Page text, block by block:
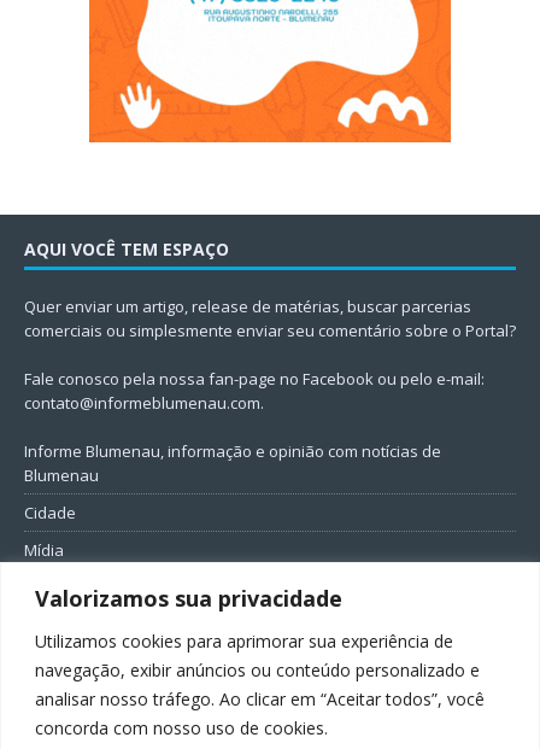
Valorizamos sua privacidade
Utilizamos cookies para aprimorar sua experiência de
navegação, exibir anúncios ou conteúdo personalizado e
analisar nosso tráfego. Ao clicar em “Aceitar todos”, você
concorda com nosso uso de cookies.
AQUI VOCÊ TEM ESPAÇO
Quer enviar um artigo, release de matérias, buscar parcerias
comerciais ou simplesmente enviar seu comentário sobre o Portal?
Fale conosco pela nossa fan-page no Facebook ou pelo e-mail:
contato@informeblumenau.com.
Informe Blumenau, informação e opinião com notícias de
Blumenau
Cidade
Mídia
Entretenimento
Política